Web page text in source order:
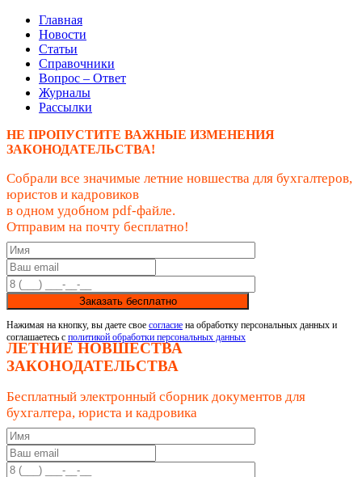
Главная
Новости
Статьи
Справочники
Вопрос – Ответ
Журналы
Рассылки
НЕ ПРОПУСТИТЕ ВАЖНЫЕ ИЗМЕНЕНИЯ
ЗАКОНОДАТЕЛЬСТВА!
Собрали все значимые летние новшества для бухгалтеров,
юристов и кадровиков
в одном удобном pdf-файле.
Отправим на почту бесплатно!
Заказать бесплатно
Нажимая на кнопку, вы даете свое согласие на обработку персональных данных и
соглашаетесь с политикой обработки персональных данных
ЛЕТНИЕ НОВШЕСТВА
ЗАКОНОДАТЕЛЬСТВА
Бесплатный электронный сборник документов для
бухгалтера, юриста и кадровика